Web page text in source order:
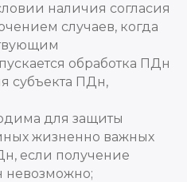
наличия согласия
случаев, когда
обработка ПДн
субъекта ПДн,
для защиты
жизненно важных
если получение
невозможно;